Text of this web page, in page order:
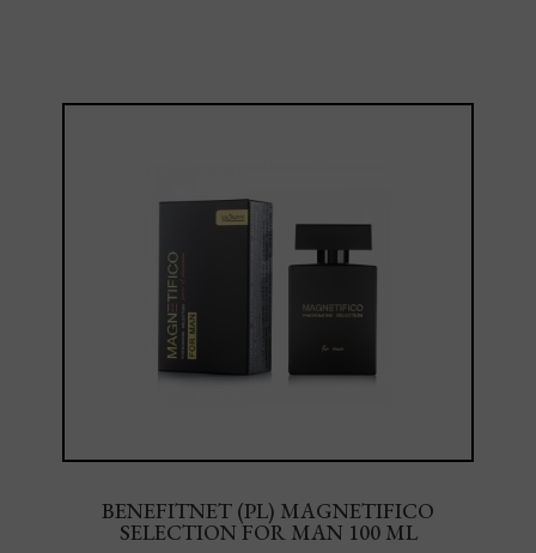
BENEFITNET (PL) MAGNETIFICO
SELECTION FOR MAN 100 ML